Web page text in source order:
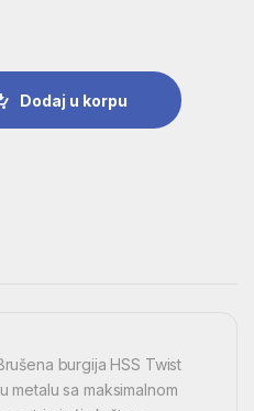
| 2608585909 količina
Dodaj u korpu
burgija HSS Twist
metalu sa maksimalnom